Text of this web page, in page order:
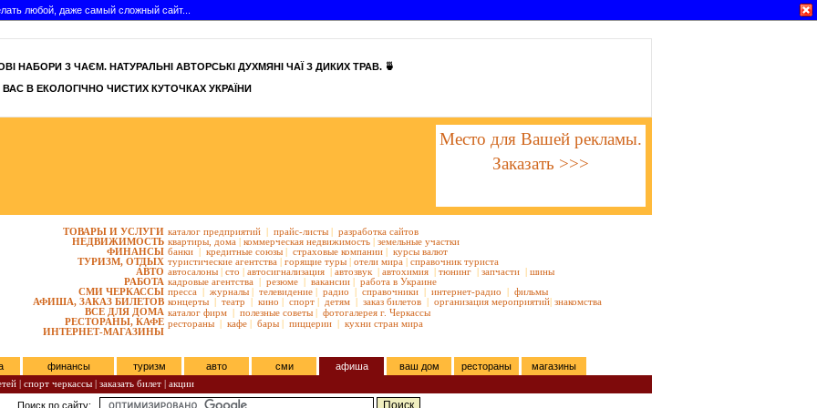
любой, даже самый сложный сайт...
НАБОРИ З ЧАЄМ. НАТУРАЛЬНІ АВТОРСЬКІ ДУХМЯНІ ЧАЇ З ДИКИХ ТРАВ. 🍵
В ЕКОЛОГІЧНО ЧИСТИХ КУТОЧКАХ УКРАЇНИ
Место для Вашей рекламы.
Заказать >>>
ТОВАРЫ И УСЛУГИ
НЕДВИЖИМОСТЬ
ФИНАНСЫ
ТУРИЗМ, ОТДЫХ
АВТО
РАБОТА
СМИ ЧЕРКАССЫ
АФИША, ЗАКАЗ БИЛЕТОВ
ВСЕ ДЛЯ ДОМА
РЕСТОРАНЫ, КАФЕ
ИНТЕРНЕТ-МАГАЗИНЫ
каталог предприятий | прайс-листы | разработка сайтов
квартиры, дома | коммерческая недвижимость | земельные участки
банки | кредитные союзы | страховые компании | курсы валют
туристические агентства | горящие туры | отели мира | справочник туриста
автосалоны | сто | автосигнализация | автозвук | автохимия | тюнинг | запчасти | шины
кадровые агентства | резюме | вакансии | работа в Украине
пресса | журналы | телевидение | радио | справочники | интернет-радио | фильмы
концерты | театр | кино | спорт | детям | заказ билетов | организация мероприятий| знакомства
каталог фирм | полезные советы | фотогалерея г. Черкассы
рестораны | кафе | бары | пиццерии | кухни стран мира
финансы туризм авто сми афиша ваш дом рестораны
магазины
| спорт черкассы | заказать билет | акции
Поиск по сайту: